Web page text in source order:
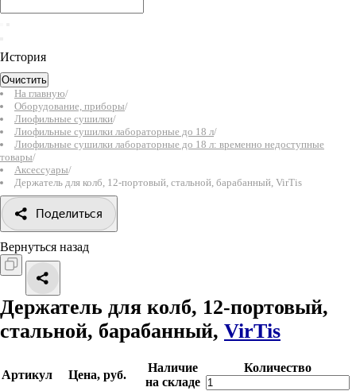
История
Очистить
На главную/
Оборудование, приборы/
Лиофильные сушилки/
Лиофильные сушилки лабораторные до 18 л/
Лиофильные сушилки лабораторные до 18 л: временно недоступные
товары/
Аксессуары/
Держатель для колб, 12-портовый, стальной, барабанный, VirTis
Поделиться
Вернуться назад
Держатель для колб, 12-портовый,
стальной, барабанный, VirTis
Артикул Цена, руб.
Наличие
на складе
Количество